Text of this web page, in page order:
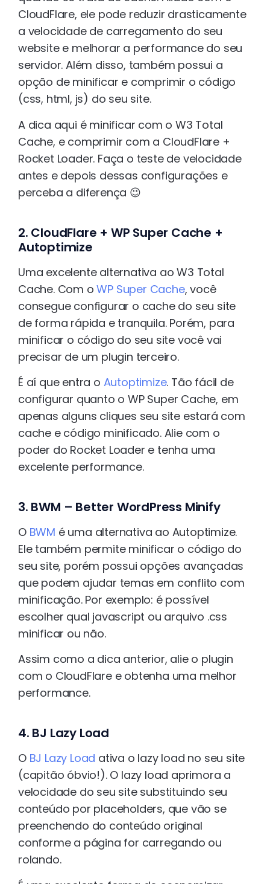
CloudFlare, ele pode reduzir drasticamente
a velocidade de carregamento do seu
website e melhorar a performance do seu
servidor. Além disso, também possui a
opção de minificar e comprimir o código
(css, html, js) do seu site.
A dica aqui é minificar com o W3 Total
Cache, e comprimir com a CloudFlare +
Rocket Loader. Faça o teste de velocidade
antes e depois dessas configurações e
perceba a diferença 😉
2. CloudFlare + WP Super Cache +
Autoptimize
Uma excelente alternativa ao W3 Total
Cache. Com oWP Super Cache, você
consegue configurar o cache do seu site
de forma rápida e tranquila. Porém, para
minificar o código do seu site você vai
precisar de um plugin terceiro.
É aí que entra o Autoptimize. Tão fácil de
configurar quanto o WP Super Cache, em
apenas alguns cliques seu site estará com
cache e código minificado. Alie com o
poder do Rocket Loader e tenha uma
excelente performance.
3. BWM – Better WordPress Minify
O BWM é uma alternativa ao Autoptimize.
Ele também permite minificar o código do
seu site, porém possui opções avançadas
que podem ajudar temas em conflito com
minificação. Por exemplo: é possível
escolher qual javascript ou arquivo .css
minificar ou não.
Assim como a dica anterior, alie o plugin
com o CloudFlare e obtenha uma melhor
performance.
4. BJ Lazy Load
O BJ Lazy Load ativa o lazy load no seu site
(capitão óbvio!). O lazy load aprimora a
velocidade do seu site substituindo seu
conteúdo por placeholders, que vão se
preenchendo do conteúdo original
conforme a página for carregando ou
rolando.